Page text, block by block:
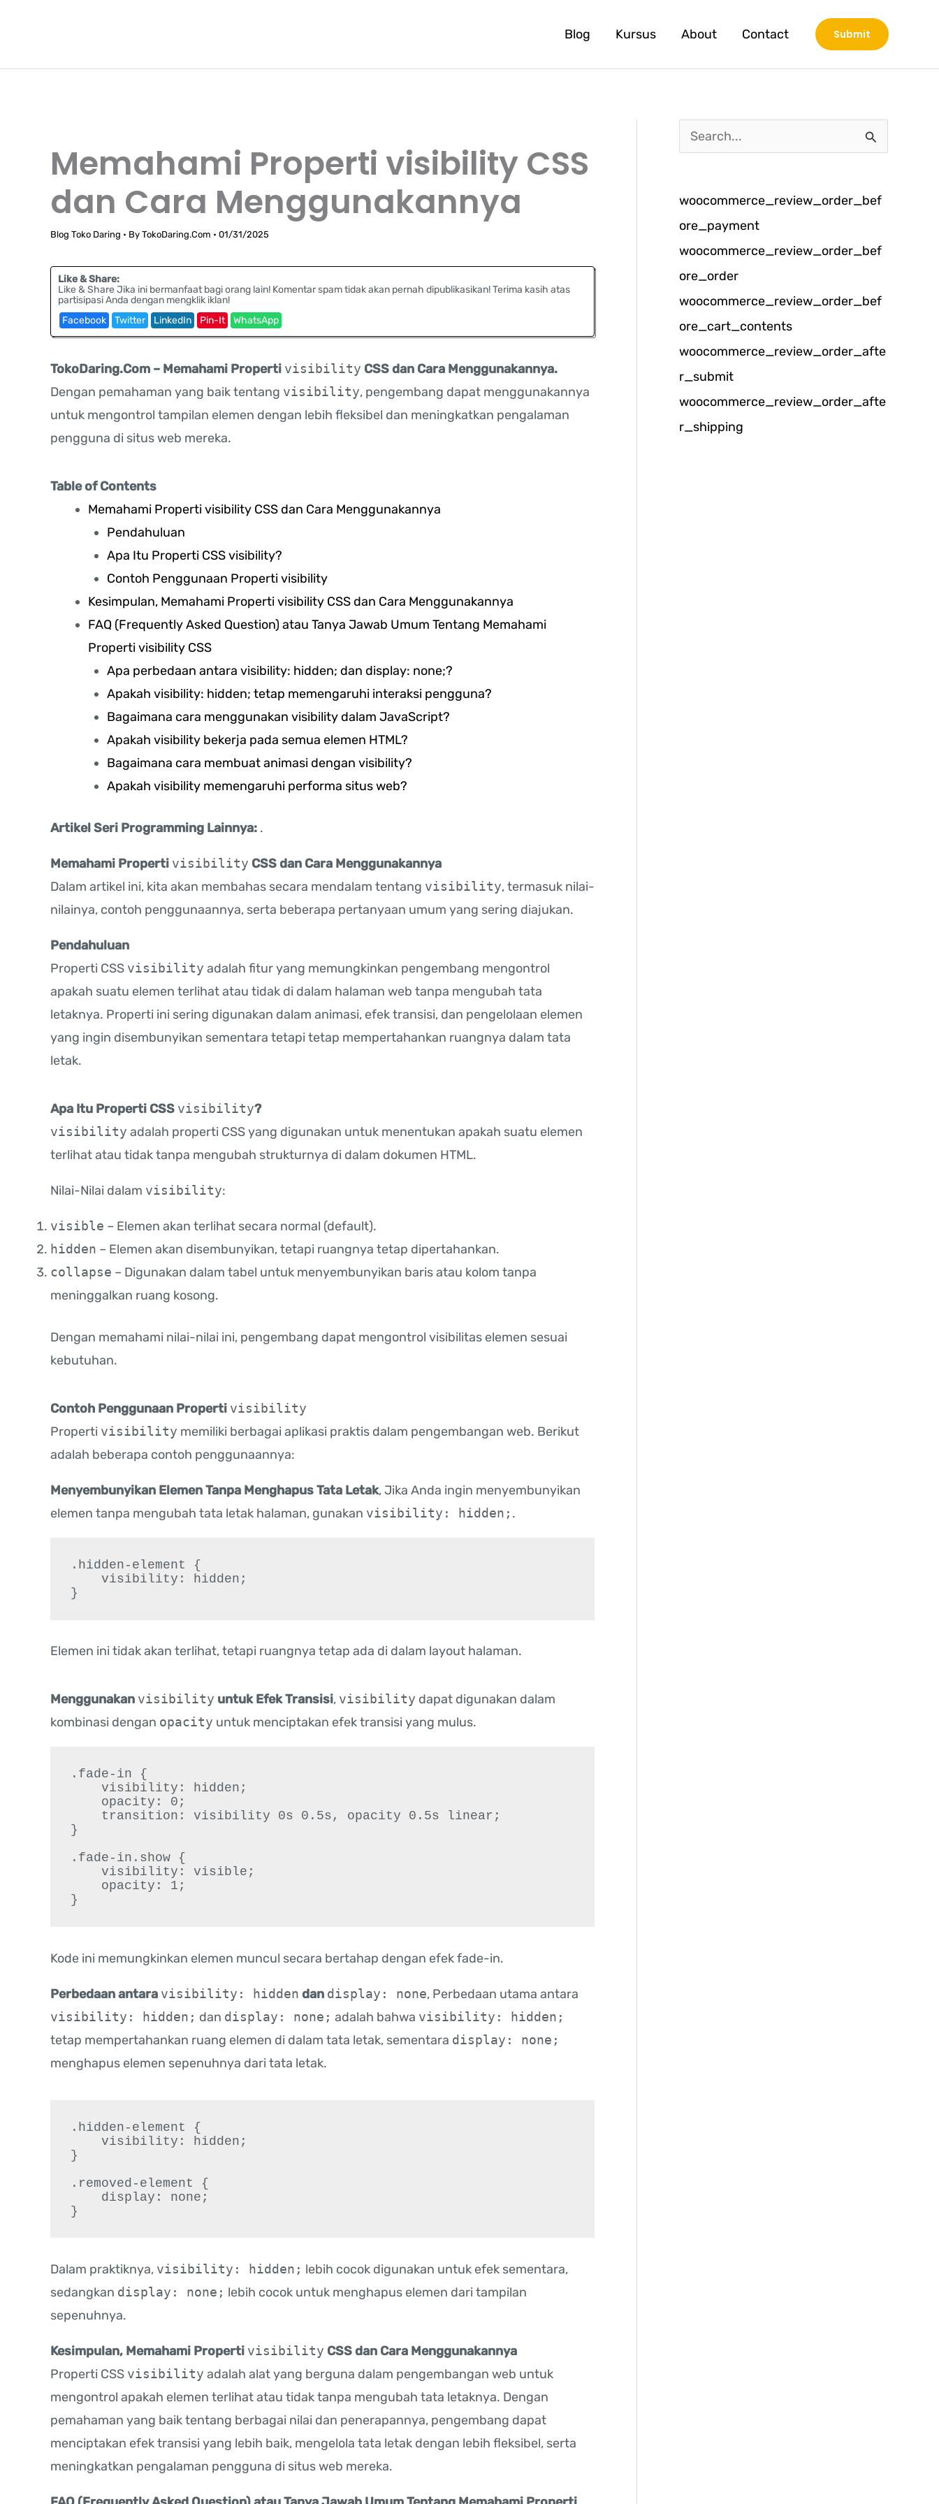
Blog Kursus About Contact Submit
Memahami Properti visibility CSS
dan Cara Menggunakannya
Blog Toko Daring • By TokoDaring.Com • 01/31/2025
Like & Share:
Like & Share Jika ini bermanfaat bagi orang lain! Komentar spam tidak akan pernah dipublikasikan! Terima kasih atas
partisipasi Anda dengan mengklik iklan!
Facebook
Twitter LinkedIn Pin-It WhatsApp
TokoDaring.Com – Memahami Properti visibility CSS dan Cara Menggunakannya.
Dengan pemahaman yang baik tentang visibility, pengembang dapat menggunakannya
untuk mengontrol tampilan elemen dengan lebih fleksibel dan meningkatkan pengalaman
pengguna di situs web mereka.
Table of Contents
Memahami Properti visibility CSS dan Cara Menggunakannya
Pendahuluan
Apa Itu Properti CSS visibility?
Contoh Penggunaan Properti visibility
Kesimpulan, Memahami Properti visibility CSS dan Cara Menggunakannya
FAQ (Frequently Asked Question) atau Tanya Jawab Umum Tentang Memahami
Properti visibility CSS
Apa perbedaan antara visibility: hidden; dan display: none;?
Apakah visibility: hidden; tetap memengaruhi interaksi pengguna?
Bagaimana cara menggunakan visibility dalam JavaScript?
Apakah visibility bekerja pada semua elemen HTML?
Bagaimana cara membuat animasi dengan visibility?
Apakah visibility memengaruhi performa situs web?
Artikel Seri Programming Lainnya: .
Memahami Properti visibility CSS dan Cara Menggunakannya
Dalam artikel ini, kita akan membahas secara mendalam tentang visibility, termasuk nilai-
nilainya, contoh penggunaannya, serta beberapa pertanyaan umum yang sering diajukan.
Pendahuluan
Properti CSS visibility adalah fitur yang memungkinkan pengembang mengontrol
apakah suatu elemen terlihat atau tidak di dalam halaman web tanpa mengubah tata
letaknya. Properti ini sering digunakan dalam animasi, efek transisi, dan pengelolaan elemen
yang ingin disembunyikan sementara tetapi tetap mempertahankan ruangnya dalam tata
letak.
Apa Itu Properti CSS visibility?
visibility adalah properti CSS yang digunakan untuk menentukan apakah suatu elemen
terlihat atau tidak tanpa mengubah strukturnya di dalam dokumen HTML.
Nilai-Nilai dalam visibility:
visible – Elemen akan terlihat secara normal (default).
hidden – Elemen akan disembunyikan, tetapi ruangnya tetap dipertahankan.
collapse – Digunakan dalam tabel untuk menyembunyikan baris atau kolom tanpa
meninggalkan ruang kosong.
Dengan memahami nilai-nilai ini, pengembang dapat mengontrol visibilitas elemen sesuai
kebutuhan.
Contoh Penggunaan Properti visibility
Properti visibility memiliki berbagai aplikasi praktis dalam pengembangan web. Berikut
adalah beberapa contoh penggunaannya:
Menyembunyikan Elemen Tanpa Menghapus Tata Letak, Jika Anda ingin menyembunyikan
elemen tanpa mengubah tata letak halaman, gunakan visibility: hidden; .
.hidden-element {
}
Elemen ini tidak akan terlihat, tetapi ruangnya tetap ada di dalam layout halaman.
Menggunakan visibility untuk Efek Transisi, visibility dapat digunakan dalam
kombinasi dengan opacity untuk menciptakan efek transisi yang mulus.
.fade-in {
}
.fade-in.show {
}
Kode ini memungkinkan elemen muncul secara bertahap dengan efek fade-in.
Perbedaan antara visibility: hidden dan display: none, Perbedaan utama antara
visibility: hidden; dan display: none; adalah bahwa visibility: hidden;
tetap mempertahankan ruang elemen di dalam tata letak, sementara display: none;
menghapus elemen sepenuhnya dari tata letak.
.hidden-element {
}
.removed-element {
}
Dalam praktiknya, visibility: hidden; lebih cocok digunakan untuk efek sementara,
sedangkan display: none; lebih cocok untuk menghapus elemen dari tampilan
sepenuhnya.
Kesimpulan, Memahami Properti visibility CSS dan Cara Menggunakannya
Properti CSS visibility adalah alat yang berguna dalam pengembangan web untuk
mengontrol apakah elemen terlihat atau tidak tanpa mengubah tata letaknya. Dengan
pemahaman yang baik tentang berbagai nilai dan penerapannya, pengembang dapat
menciptakan efek transisi yang lebih baik, mengelola tata letak dengan lebih fleksibel, serta
meningkatkan pengalaman pengguna di situs web mereka.
a
i
u
n
t
u
k
:
woocommerce_review_order_bef
ore_payment
woocommerce_review_order_bef
ore_order
woocommerce_review_order_bef
ore_cart_contents
woocommerce_review_order_afte
r_submit
woocommerce_review_order_afte
r_shipping